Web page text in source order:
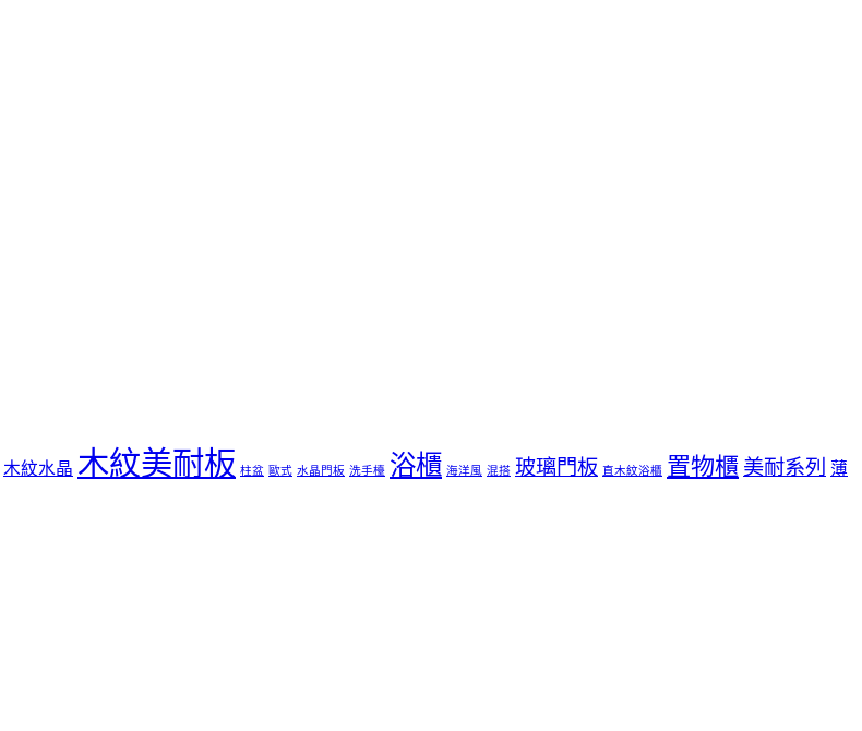
木紋水晶 木紋美耐板 柱盆 歐式 水晶門板 洗手檯 浴櫃 海洋風 混搭 玻璃門板 直木紋浴櫃 置物櫃 美耐系列 薄